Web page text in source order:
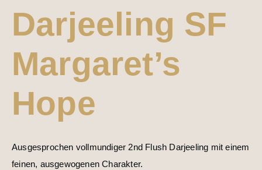
Darjeeling SF
Margaret’s
Hope
Ausgesprochen vollmundiger 2nd Flush Darjeeling mit einem
feinen, ausgewogenen Charakter.